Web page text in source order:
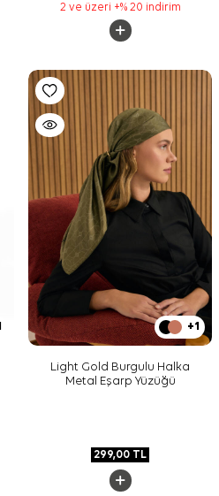
2 ve üzeri +% 20 indirim
+1
Light Gold Burgulu Halka
Metal Eşarp Yüzüğü
299,00 TL